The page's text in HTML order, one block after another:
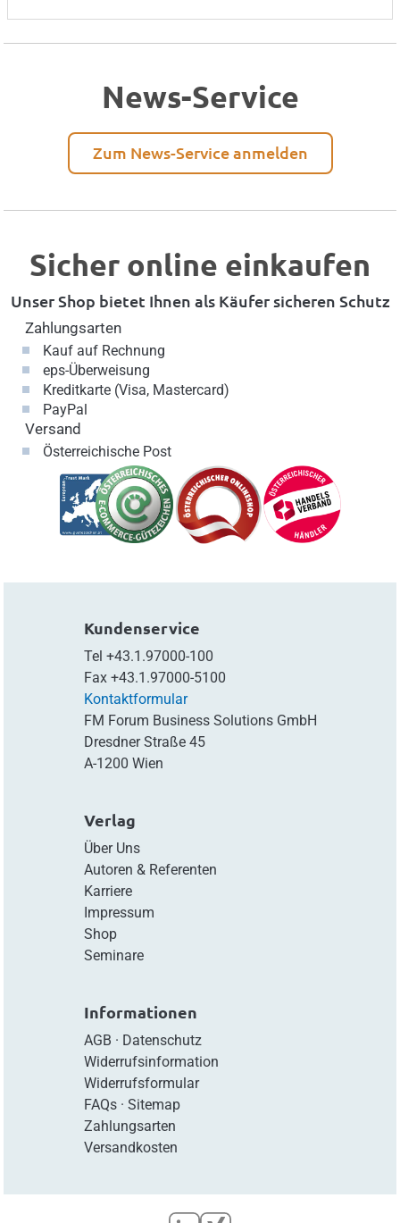
News-Service
Zum News-Service anmelden
Sicher online einkaufen
Unser Shop bietet Ihnen als Käufer sicheren Schutz
Zahlungsarten
Kauf auf Rechnung
eps-Überweisung
Kreditkarte (Visa, Mastercard)
PayPal
Versand
Österreichische Post
Kundenservice
Tel +43.1.97000-100
Fax +43.1.97000-5100
Kontaktformular
FM Forum Business Solutions GmbH
Dresdner Straße 45
A-1200 Wien
Verlag
Über Uns
Autoren & Referenten
Karriere
Impressum
Shop
Seminare
Informationen
AGB · Datenschutz
Widerrufsinformation
Widerrufsformular
FAQs· Sitemap
Zahlungsarten
Versandkosten